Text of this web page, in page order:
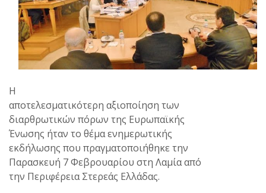
Η
αποτελεσματικότερη αξιοποίηση των
διαρθρωτικών πόρων της Ευρωπαϊκής
Ένωσης ήταν το θέμα ενημερωτικής
εκδήλωσης που πραγματοποιήθηκε την
Παρασκευή 7 Φεβρουαρίου στη Λαμία από
την Περιφέρεια Στερεάς Ελλάδας.